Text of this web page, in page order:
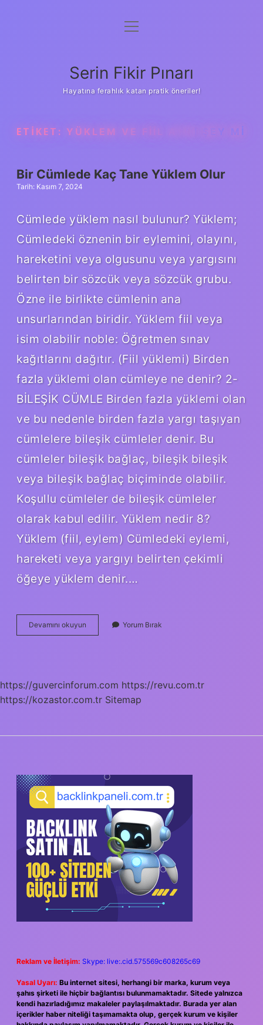
Gizlilik Politikası
Yasal Uyarı
menüyü
Serin Fikir Pınarı
Hayatına ferahlık katan pratik öneriler!
ETIKET: YÜKLEM VE FIIL AYNI ŞEY MI
Bir Cümlede Kaç Tane Yüklem Olur
Tarih: Kasım 7, 2024
Cümlede yüklem nasıl bulunur? Yüklem;
Cümledeki öznenin bir eylemini, olayını,
hareketini veya olgusunu veya yargısını
belirten bir sözcük veya sözcük grubu.
Özne ile birlikte cümlenin ana
unsurlarından biridir. Yüklem fiil veya
isim olabilir noble: Öğretmen sınav
kağıtlarını dağıtır. (Fiil yüklemi) Birden
fazla yüklemi olan cümleye ne denir? 2-
BİLEŞİK CÜMLE Birden fazla yüklemi olan
ve bu nedenle birden fazla yargı taşıyan
cümlelere bileşik cümleler denir. Bu
cümleler bileşik bağlaç, bileşik bileşik
veya bileşik bağlaç biçiminde olabilir.
Koşullu cümleler de bileşik cümleler
olarak kabul edilir. Yüklem nedir 8?
Yüklem (fiil, eylem) Cümledeki eylemi,
hareketi veya yargıyı belirten çekimli
öğeye yüklem denir.…
Devamını okuyun
Cümlede
Yorum Bırak
https://guvercinforum.com https://revu.com.tr
https://kozastor.com.tr Sitemap
SIDEBAR
Reklam ve İletişim: Skype: live:.cid.575569c608265c69
Yasal Uyarı: Bu internet sitesi, herhangi bir marka, kurum veya
şahıs şirketi ile hiçbir bağlantısı bulunmamaktadır. Sitede yalnızca
kendi hazırladığımız makaleler paylaşılmaktadır. Burada yer alan
içerikler haber niteliği taşımamakta olup, gerçek kurum ve kişiler